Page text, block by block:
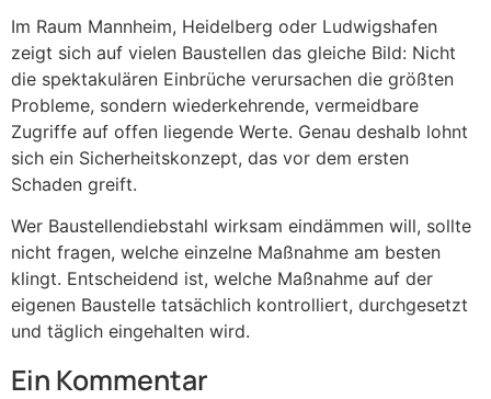
Im Raum Mannheim, Heidelberg oder Ludwigshafen
zeigt sich auf vielen Baustellen das gleiche Bild: Nicht
die spektakulären Einbrüche verursachen die größten
Probleme, sondern wiederkehrende, vermeidbare
Zugriffe auf offen liegende Werte. Genau deshalb lohnt
sich ein Sicherheitskonzept, das vor dem ersten
Schaden greift.
Wer Baustellendiebstahl wirksam eindämmen will, sollte
nicht fragen, welche einzelne Maßnahme am besten
klingt. Entscheidend ist, welche Maßnahme auf der
eigenen Baustelle tatsächlich kontrolliert, durchgesetzt
und täglich eingehalten wird.
Ein Kommentar